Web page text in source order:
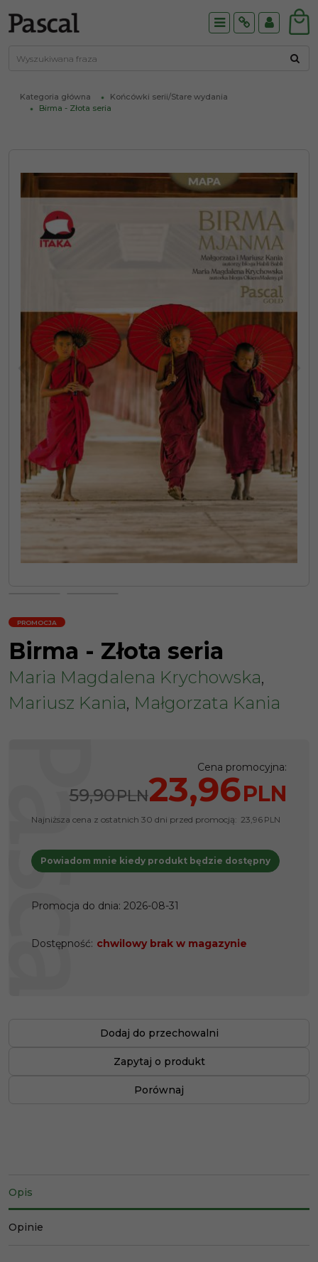
MenuInfoPanel
Kategoria główna
Końcówki serii/Stare wydania
Birma - Złota seria
<
PROMOCJA
Birma - Złota seria
Maria Magdalena Krychowska,
Mariusz Kania, Małgorzata Kania
Cena promocyjna:
59,90PLN23,96PLN
Najniższa cena z ostatnich 30 dni przed promocją: 23,96 PLN
Powiadom mnie kiedy produkt będzie dostępny
Promocja do dnia: 2026-08-31
Dostępność: chwilowy brak w magazynie
Dodaj do przechowalni
Zapytaj o produkt
Porównaj
Opis
Opinie